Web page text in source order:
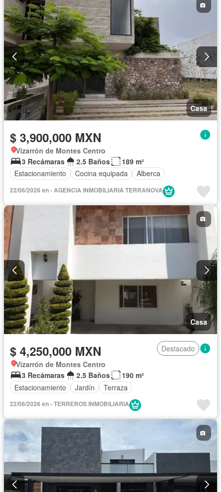
Casa
$ 3,900,000 MXN
Vizarrón de Montes Centro
3 Recámaras
2.5 Baños
189 m²
Estacionamiento
Cocina equipada Alberca
22/06/2026 en - AGENCIA INMOBILIARIA TERRANOVA
Casa
$ 4,250,000 MXN
Destacado
Vizarrón de Montes Centro
3 Recámaras
2.5 Baños
190 m²
Estacionamiento
Jardín Terraza
22/06/2026 en - TERREROS INMOBILIARIA